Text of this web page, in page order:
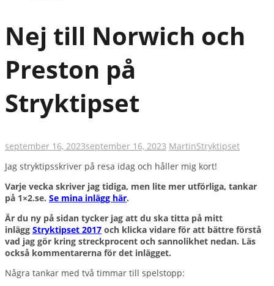
Nej till Norwich och
Preston på
Stryktipset
september 16, 2023september 16, 2023 MartinStryktipset
Jag stryktipsskriver på resa idag och håller mig kort!
Varje vecka skriver jag tidiga, men lite mer utförliga, tankar
på 1×2.se. Se mina inlägg här.
Är du ny på sidan tycker jag att du ska titta på mitt
inlägg Stryktipset 2017 och klicka vidare för att bättre förstå
vad jag gör kring streckprocent och sannolikhet nedan. Läs
också kommentarerna för det inlägget.
Några tankar med två timmar till spelstopp: